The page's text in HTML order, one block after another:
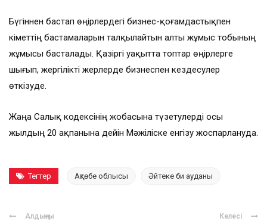
Бүгіннен бастап өңірлердегі бизнес-қоғамдастықпен
Үкіметтің бастамаларын талқылайтын алты жұмыс тобының
жұмысы басталады. Қазіргі уақытта топтар өңірлерге
шығып, жергілікті жерлерде бизнеспен кездесулер
өткізуде.
Жаңа Салық кодексінің жобасына түзетулерді осы
жылдың 20 ақпанына дейін Мәжіліске енгізу жоспарлануда.
Тегтер Ақтөбе облысы Әйтеке би ауданы
Алдыңғы Келесі